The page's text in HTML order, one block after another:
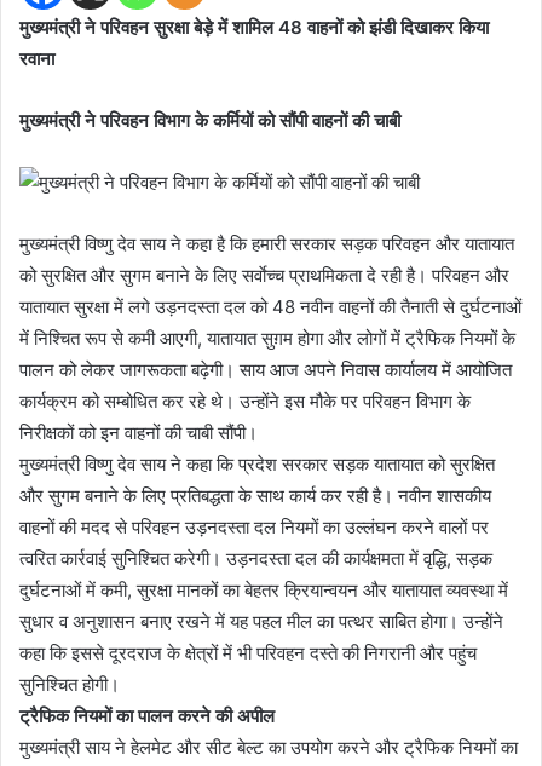
मुख्यमंत्री ने परिवहन सुरक्षा बेड़े में शामिल 48 वाहनों को झंडी दिखाकर किया
रवाना
मुख्यमंत्री ने परिवहन विभाग के कर्मियों को सौंपी वाहनों की चाबी
मुख्यमंत्री विष्णु देव साय ने कहा है कि हमारी सरकार सड़क परिवहन और यातायात
को सुरक्षित और सुगम बनाने के लिए सर्वाेच्च प्राथमिकता दे रही है। परिवहन और
यातायात सुरक्षा में लगे उड़नदस्ता दल को 48 नवीन वाहनों की तैनाती से दुर्घटनाओं
में निश्चित रूप से कमी आएगी, यातायात सुग़म होगा और लोगों में ट्रैफिक नियमों के
पालन को लेकर जागरूकता बढ़ेगी। साय आज अपने निवास कार्यालय में आयोजित
कार्यक्रम को सम्बोधित कर रहे थे। उन्होंने इस मौके पर परिवहन विभाग के
निरीक्षकों को इन वाहनों की चाबी सौंपी।
मुख्यमंत्री विष्णु देव साय ने कहा कि प्रदेश सरकार सड़क यातायात को सुरक्षित
और सुगम बनाने के लिए प्रतिबद्धता के साथ कार्य कर रही है। नवीन शासकीय
वाहनों की मदद से परिवहन उड़नदस्ता दल नियमों का उल्लंघन करने वालों पर
त्वरित कार्रवाई सुनिश्चित करेगी। उड़नदस्ता दल की कार्यक्षमता में वृद्धि, सड़क
दुर्घटनाओं में कमी, सुरक्षा मानकों का बेहतर क्रियान्वयन और यातायात व्यवस्था में
सुधार व अनुशासन बनाए रखने में यह पहल मील का पत्थर साबित होगा। उन्होंने
कहा कि इससे दूरदराज के क्षेत्रों में भी परिवहन दस्ते की निगरानी और पहुंच
सुनिश्चित होगी।
ट्रैफिक नियमों का पालन करने की अपील
मुख्यमंत्री साय ने हेलमेट और सीट बेल्ट का उपयोग करने और ट्रैफिक नियमों का